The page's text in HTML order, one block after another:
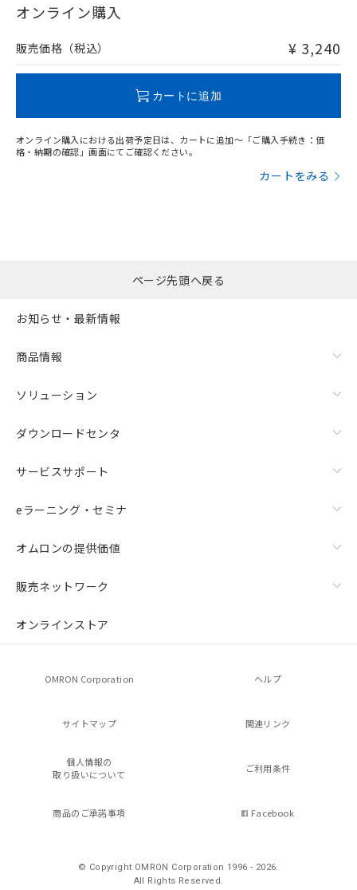
在庫等で未対応品が混在する可能性があります。
問い合わせください。
オンライン購入
販売価格（税込） ¥ 3,240
カートに追加
オンライン購入における出荷予定日は、カートに追加～「ご購入手続き：価
格・納期の確認」画面にてご確認ください。
カートをみる
ページ先頭へ戻る
お知らせ・最新情報
商品情報
ソリューション
ダウンロードセンタ
サービスサポート
eラーニング・セミナ
オムロンの提供価値
販売ネットワーク
オンラインストア
OMRON Corporation ヘルプ
サイトマップ 関連リンク
個人情報の
取り扱いについて
ご利用条件
商品のご承諾事項 Facebook
© Copyright OMRON Corporation 1996 - 2026.
All Rights Reserved.